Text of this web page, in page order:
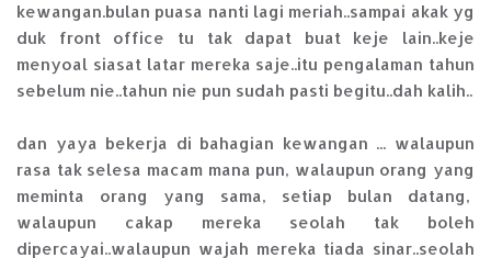
kewangan.bulan puasa nanti lagi meriah..sampai akak yg
duk front office tu tak dapat buat keje lain..keje
menyoal siasat latar mereka saje..itu pengalaman tahun
sebelum nie..tahun nie pun sudah pasti begitu..dah kalih..
dan yaya bekerja di bahagian kewangan ... walaupun
rasa tak selesa macam mana pun, walaupun orang yang
meminta orang yang sama, setiap bulan datang,
walaupun cakap mereka seolah tak boleh
dipercayai..walaupun wajah mereka tiada sinar..seolah